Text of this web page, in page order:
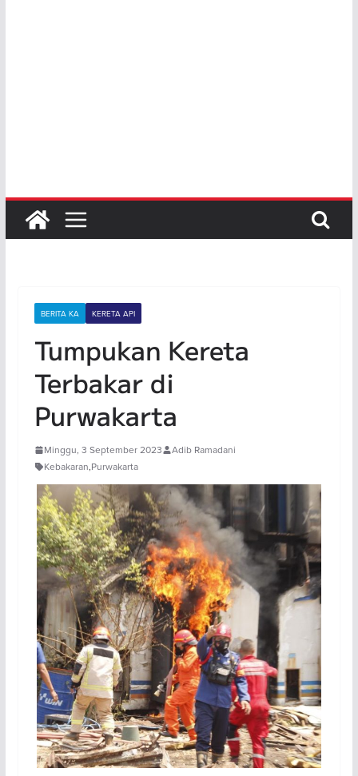
BERITA KA KERETA API
Tumpukan Kereta
Terbakar di
Purwakarta
Minggu, 3 September 2023
Adib Ramadani
Kebakaran,Purwakarta